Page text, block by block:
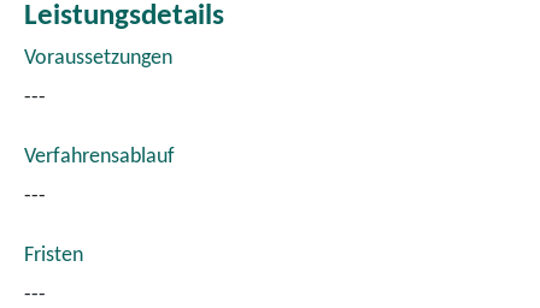
Leistungsdetails
Voraussetzungen
---
Verfahrensablauf
---
Fristen
---